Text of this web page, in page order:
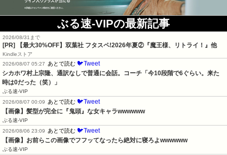
ぶる速-VIPの最新記事
2026/08/31まで
[PR] 【最大30%OFF】双葉社 フタスペ!2026年夏②『魔王様、リトライ！』他
Kindleストア
2026/08/07 05:27
あとで読む 🐦Tweet
シカホワ村上宗隆、通訳なしで普通に会話。コーチ「今10段階で6ぐらい。来た
時は0だった（笑）」
ぶる速-VIP
2026/08/07 00:09
あとで読む 🐦Tweet
【画像】髪型が完全に『鬼頭』な女キャラwwwwww
ぶる速-VIP
2026/08/06 23:09
あとで読む 🐦Tweet
【画像】お前らこの画像でフフッてなったら絶対に寝ろよwwwwww
ぶる速-VIP